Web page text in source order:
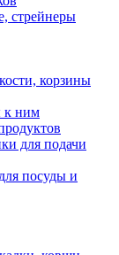
стрейнеры
корзины
к ним
для подачи
посуды и